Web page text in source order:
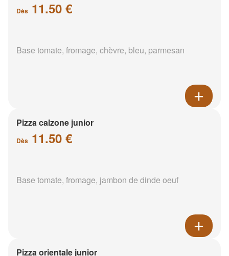
Dès 11.50 €
Base tomate, fromage, chèvre, bleu, parmesan
Pizza calzone junior
Dès 11.50 €
Base tomate, fromage, jambon de dinde oeuf
Pizza orientale junior